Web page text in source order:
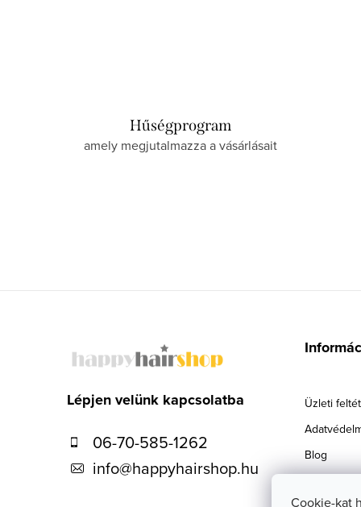
Cookie-kat
Hűségprogram
amely megjutalmazza a vásárlásait
Lépjen velünk kapcsolatba
06-70-585-1262
info@happyhairshop.hu
Üzleti
Blog